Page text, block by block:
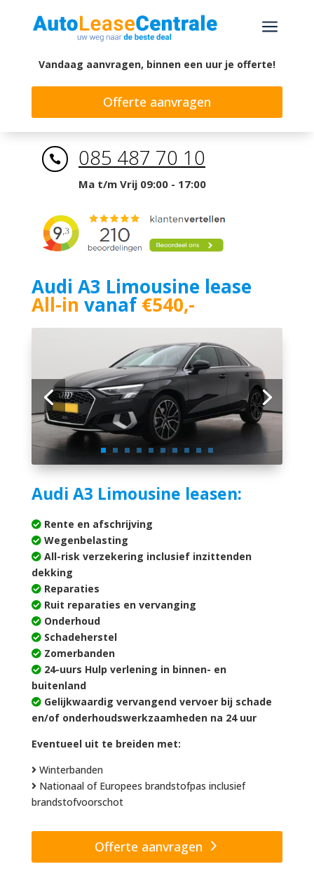
a
Vandaag aanvragen, binnen een uur je offerte!
Offerte aanvragen
 085 487 70 10
Ma t/m Vrij 09:00 - 17:00
Audi A3 Limousine lease
All-in vanaf€540,-
Audi A3 Limousine leasen:
Rente en afschrijving
Wegenbelasting
All-risk verzekering inclusief inzittenden
dekking
Reparaties
Ruit reparaties en vervanging
Onderhoud
Schadeherstel
Zomerbanden
24-uurs Hulp verlening in binnen- en
buitenland
Gelijkwaardig vervangend vervoer bij schade
en/of onderhoudswerkzaamheden na 24 uur
Eventueel uit te breiden met:
Winterbanden
Nationaal of Europees brandstofpas inclusief
brandstofvoorschot
Offerte aanvragen